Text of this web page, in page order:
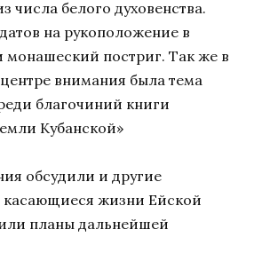
числа белого духовенства.
на рукоположение в
монашеский постриг. Так же в
внимания была тема
благочиний книги
Кубанской»
обсудили и другие
касающиеся жизни Ейской
планы дальнейшей